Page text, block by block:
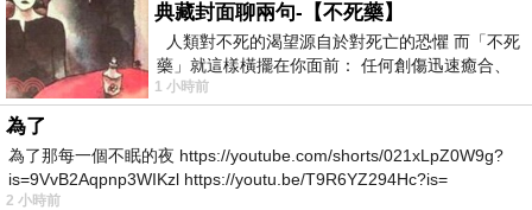
典藏封面聊兩句-【不死藥】
人類對不死的渴望源自於對死亡的恐懼 而「不死
藥」就這樣橫擺在你面前： 任何創傷迅速癒合、
停止衰老、痛覺消失…堪
1 小時前
為了
為了那每一個不眠的夜 https://youtube.com/shorts/021xLpZ0W9g?
is=9VvB2Aqpnp3WIKzl https://youtu.be/T9R6YZ294Hc?is=
2 小時前